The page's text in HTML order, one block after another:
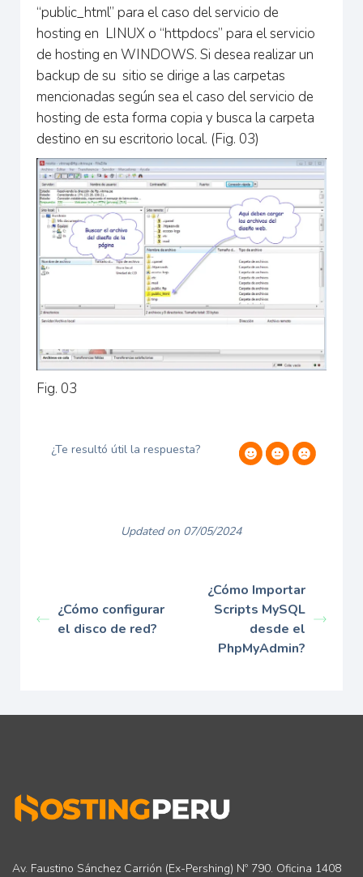
“public_html” para el caso del servicio de
hosting en LINUX o “httpdocs” para el servicio
de hosting en WINDOWS. Si desea realizar un
backup de su sitio se dirige a las carpetas
mencionadas según sea el caso del servicio de
hosting de esta forma copia y busca la carpeta
destino en su escritorio local. (Fig. 03)
Fig. 03
¿Te resultó útil la respuesta?
Updated on 07/05/2024
¿Cómo configurar
el disco de red?
¿Cómo Importar
Scripts MySQL
desde el
PhpMyAdmin?
Av. Faustino Sánchez Carrión (Ex-Pershing) Nº 790. Oficina 1408